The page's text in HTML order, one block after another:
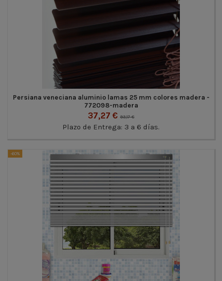
Persiana veneciana aluminio lamas 25 mm colores madera -
772098-madera
37,27 € 93,17 €
Plazo de Entrega: 3 a 6 días.
-60%